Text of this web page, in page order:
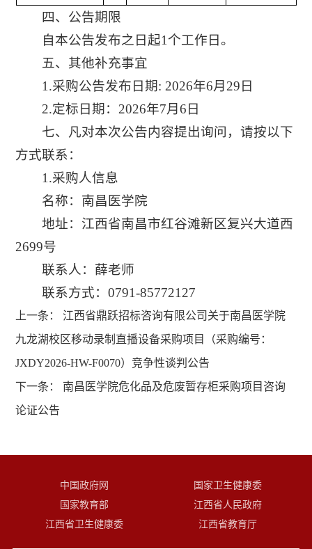
四、公告期限
自本公告发布之日起1个工作日。
五、其他补充事宜
1.采购公告发布日期: 2026年6月29日
2.定标日期：2026年7月6日
七、凡对本次公告内容提出询问，请按以下
方式联系：
1.采购人信息
名称：南昌医学院
地址：江西省南昌市红谷滩新区复兴大道西
2699号
联系人：薛老师
联系方式：0791-85772127
上一条：
江西省鼎跃招标咨询有限公司关于南昌医学院
九龙湖校区移动录制直播设备采购项目（采购编号：
JXDY2026-HW-F0070）竞争性谈判公告
下一条：
南昌医学院危化品及危废暂存柜采购项目咨询
论证公告
中国政府网
国家卫生健康委
国家教育部
江西省人民政府
江西省卫生健康委
江西省教育厅